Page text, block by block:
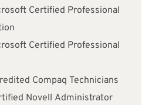
Certified Professional
Certified Professional
Compaq Technicians
Novell Administrator